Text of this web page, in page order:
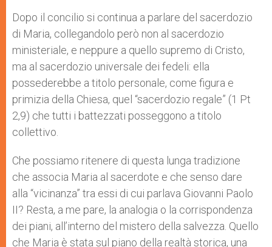
Dopo il concilio si continua a parlare del sacerdozio
di Maria, collegandolo però non al sacerdozio
ministeriale, e neppure a quello supremo di Cristo,
ma al sacerdozio universale dei fedeli: ella
possederebbe a titolo personale, come figura e
primizia della Chiesa, quel “sacerdozio regale” (1 Pt
2,9) che tutti i battezzati posseggono a titolo
collettivo.
Che possiamo ritenere di questa lunga tradizione
che associa Maria al sacerdote e che senso dare
alla “vicinanza” tra essi di cui parlava Giovanni Paolo
II? Resta, a me pare, la analogia o la corrispondenza
dei piani, all’interno del mistero della salvezza. Quello
che Maria è stata sul piano della realtà storica, una